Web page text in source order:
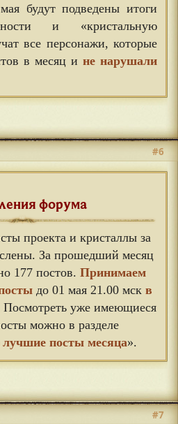
будут подведены итоги
и «кристальную
все персонажи, которые
в месяц и не нарушали
#6
форума
проекта и кристаллы за
За прошедший месяц
177 постов. Принимаем
до 01 мая 21.00 мск в
Посмотреть уже имеющиеся
можно в разделе
лучшие посты месяца».
#7